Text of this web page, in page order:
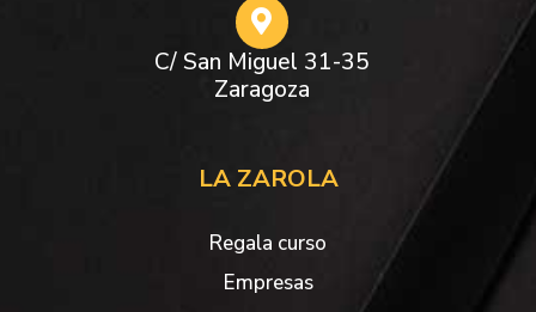
C/ San Miguel 31-35
Zaragoza
LA ZAROLA
Regala curso
Empresas